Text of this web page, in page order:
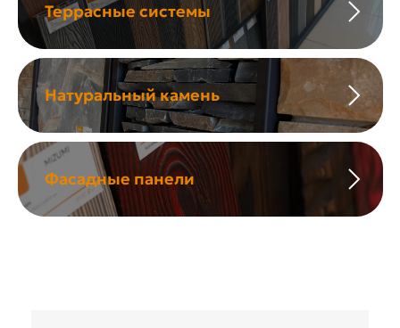
Террасные системы
Натуральный камень
Фасадные панели